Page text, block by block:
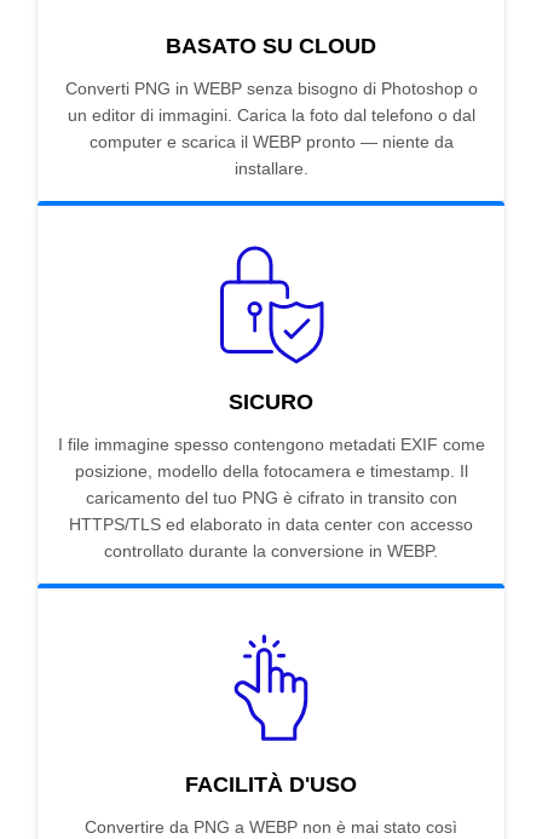
BASATO SU CLOUD
Converti PNG in WEBP senza bisogno di Photoshop o
un editor di immagini. Carica la foto dal telefono o dal
computer e scarica il WEBP pronto — niente da
installare.
SICURO
I file immagine spesso contengono metadati EXIF come
posizione, modello della fotocamera e timestamp. Il
caricamento del tuo PNG è cifrato in transito con
HTTPS/TLS ed elaborato in data center con accesso
controllato durante la conversione in WEBP.
FACILITÀ D'USO
Convertire da PNG a WEBP non è mai stato così